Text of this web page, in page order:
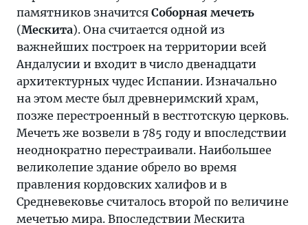
памятников значится Соборная мечеть
(Мескита). Она считается одной из
важнейших построек на территории всей
Андалусии и входит в число двенадцати
архитектурных чудес Испании. Изначально
на этом месте был древнеримский храм,
позже перестроенный в вестготскую церковь.
Мечеть же возвели в 785 году и впоследствии
неоднократно перестраивали. Наибольшее
великолепие здание обрело во время
правления кордовских халифов и в
Средневековье считалось второй по величине
мечетью мира. Впоследствии Мескита